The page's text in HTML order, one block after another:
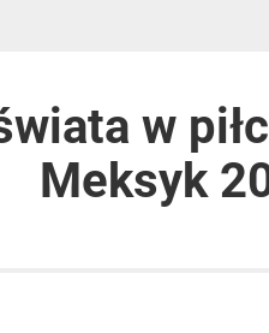
w
Meksyk